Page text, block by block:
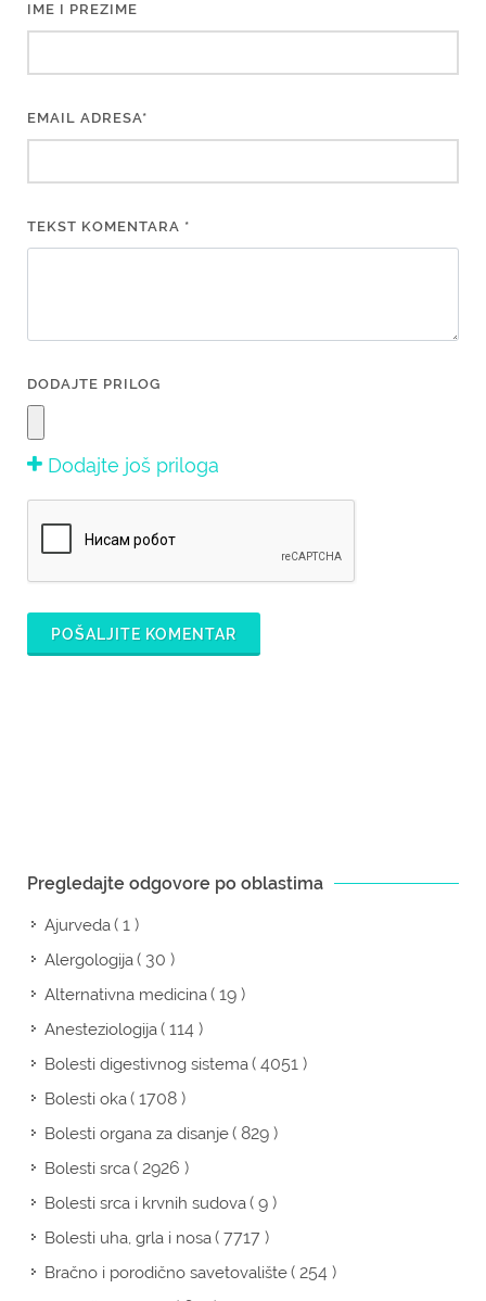
IME I PREZIME
EMAIL ADRESA*
TEKST KOMENTARA *
DODAJTE PRILOG
Dodajte još priloga
POŠALJITE KOMENTAR
Pregledajte odgovore po oblastima
Ajurveda( 1 )
Alergologija( 30 )
Alternativna medicina( 19 )
Anesteziologija( 114 )
Bolesti digestivnog sistema( 4051 )
Bolesti oka( 1708 )
Bolesti organa za disanje( 829 )
Bolesti srca( 2926 )
Bolesti srca i krvnih sudova( 9 )
Bolesti uha, grla i nosa( 7717 )
Bračno i porodično savetovalište( 254 )